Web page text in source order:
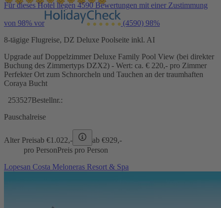
Für dieses Hotel liegen 4590 Bewertungen mit einer Zustimmung
von 98% vor (4590) 98%
8-tägige Flugreise, DZ Deluxe Poolseite inkl. AI
Upgrade auf Doppelzimmer Deluxe Family Pool View (bei direkter
Buchung des Zimmertyps DZX2) - Wert: ca. € 220,- pro Zimmer
Perfekter Ort zum Schnorcheln und Tauchen an der traumhaften
Coraya Bucht
253527Bestellnr.:
Pauschalreise
Alter Preisab €1.022,- ab €929,-
pro PersonPreis pro Person
Lopesan Costa Meloneras Resort & Spa